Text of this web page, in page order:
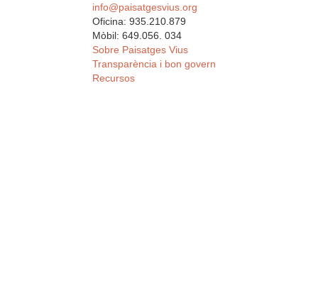
info@paisatgesvius.org
Oficina: 935.210.879
Mòbil: 649.056. 034
Sobre Paisatges Vius
Transparència i bon govern
Recursos